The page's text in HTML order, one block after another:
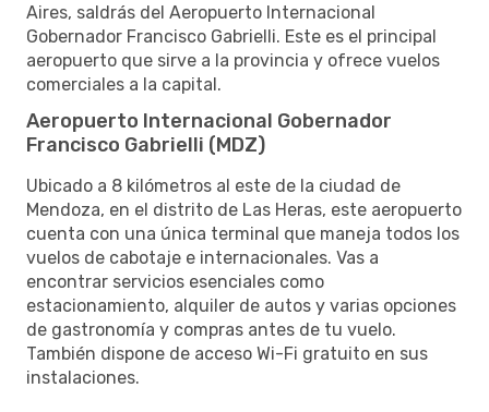
Aires, saldrás del Aeropuerto Internacional
Gobernador Francisco Gabrielli. Este es el principal
aeropuerto que sirve a la provincia y ofrece vuelos
comerciales a la capital.
Aeropuerto Internacional Gobernador
Francisco Gabrielli (MDZ)
Ubicado a 8 kilómetros al este de la ciudad de
Mendoza, en el distrito de Las Heras, este aeropuerto
cuenta con una única terminal que maneja todos los
vuelos de cabotaje e internacionales. Vas a
encontrar servicios esenciales como
estacionamiento, alquiler de autos y varias opciones
de gastronomía y compras antes de tu vuelo.
También dispone de acceso Wi-Fi gratuito en sus
instalaciones.